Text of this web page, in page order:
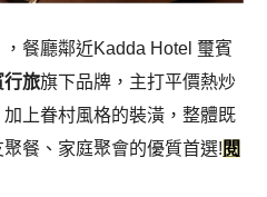
，餐廳鄰近Kadda Hotel 璽賓
行旅旗下品牌，主打平價熱炒
上眷村風格的裝潢，整體既
餐、家庭聚會的優質首選! 閱